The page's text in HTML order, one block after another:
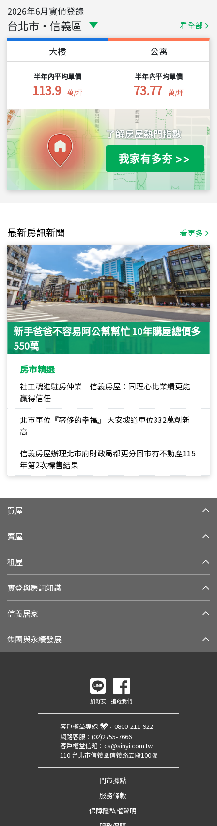
2026年6月實價登錄
台北市 ・ 信義區 看全部
大樓
半年內平均單價
113.9 萬/坪
公寓
半年內平均單價
73.77 萬/坪
最新房訊新聞 看更多
新手爸爸不容易阿公幫幫忙 10年購屋總價多
550萬
房市精選
社工魂進駐房仲業 信義房屋：同理心比業績更能
贏得信任
北市車位『奢侈的幸福』 大安坡道車位332萬創新
高
信義房屋辦理北市府財政局都更分回市有不動產115
年第2次標售結果
買屋
賣屋
租屋
實登與房訊知識
信義居家
集團與永續發展
加好友 追蹤我們
客戶權益專線 ： 0800-211-922
網路客服： (02)2755-7666
客戶權益信箱： cs@sinyi.com.tw
110 台北市信義區信義路五段100號
門市據點
服務條款
保障隱私權聲明